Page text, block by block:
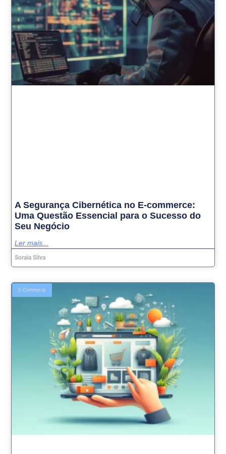
A Segurança Cibernética no E-commerce:
Uma Questão Essencial para o Sucesso do
Seu Negócio
Ler mais...
Soraia Silva
E-Commerce